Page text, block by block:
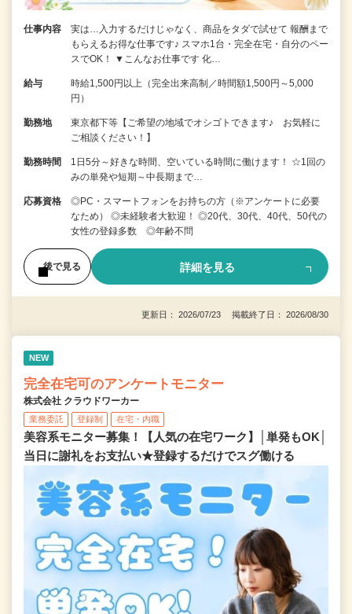
仕事内容
実は…入力するだけじゃなく、商品をタダで試せて 報酬まで
もらえるお得な仕事です♪ スマホ1台・完全在宅・自分のペー
スでOK！ ▼こんなお仕事です 化…
給与
時給1,500円以上（完全出来高制／時間額1,500円～5,000
円）
勤務地
東京都下等【ご希望の地域でオシゴトできます♪ お気軽に
ご相談ください！】
勤務時間
1日5分～好きな時間、空いている時間に働けます！ ☆1回の
みの単発や短期～中長期まで…
応募資格
◎PC・スマートフォンをお持ちの方（※アンケートに必要
なため） ◎未経験者大歓迎！ ◎20代、30代、40代、50代の
女性の登録多数 ◎年齢不問
後で見る 詳細を見る
更新日： 2026/07/23 掲載終了日： 2026/08/30
NEW
完全在宅可のアンケートモニター
株式会社 クラウドワーカー
業務委託 登録制 在宅・内職
美容系モニター募集！【人気の在宅ワーク】│単発もOK│
当日に謝礼をお支払い★登録するだけでスグ働ける